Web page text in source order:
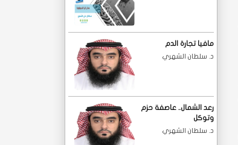
مافيا تجارة الدم
د. سلطان الشهري
رعد الشمال.. عاصفة حزم
وتوكل
د. سلطان الشهري